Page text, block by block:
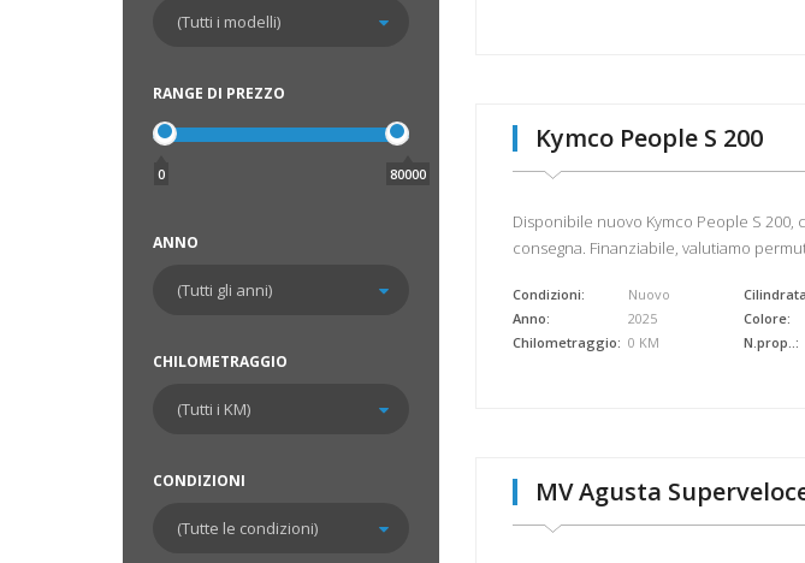
RANGE DI PREZZO
0 80000
ANNO
CHILOMETRAGGIO
CONDIZIONI
Kymco People S 200
Disponibile nuovo Kymco People S
consegna. Finanziabile, valutiamo
Condizioni:
Anno:
Chilometraggio:
Nuovo
2025
0 KM
Colore:
N.prop..:
MV Agusta